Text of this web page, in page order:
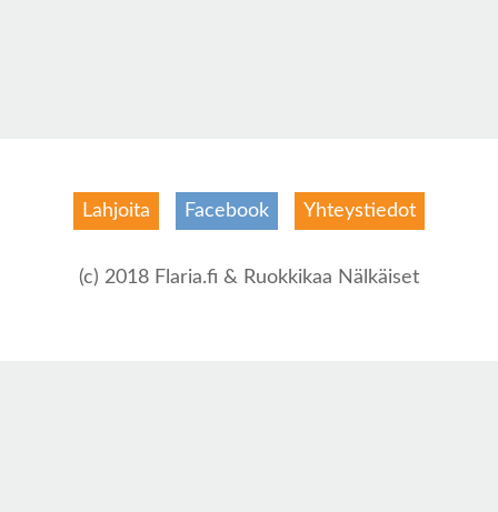
Lahjoita Facebook Yhteystiedot
(c) 2018 Flaria.fi & Ruokkikaa Nälkäiset